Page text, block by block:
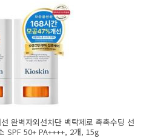
완벽자외선차단 백탁제로 촉촉수딩 선
SPF 50+ PA++++, 2개, 15g